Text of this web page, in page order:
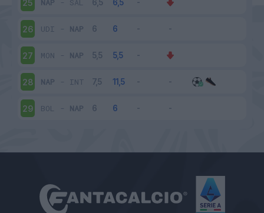
25 NAP - SAL
26 UDI - NAP
27 MON - NAP
28 NAP - INT
29 BOL - NAP